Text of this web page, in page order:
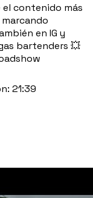
contenido más
en IG y
bartenders 💥
21:39